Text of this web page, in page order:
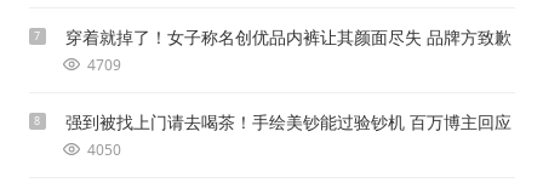
7 穿着就掉了！女子称名创优品内裤让其颜面尽失 品牌方致歉
4709
8 强到被找上门请去喝茶！手绘美钞能过验钞机 百万博主回应
4050